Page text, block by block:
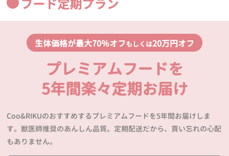
フード定期プラン
生体価格が最大70％オフもしくは20万円オフ
プレミアムフードを
5年間楽々定期お届け
Coo&RIKUのおすすめするプレミアムフードを5年間お届けしま
す。獣医師推奨のあんしん品質。定期配送だから、買い忘れの心配
もありません。